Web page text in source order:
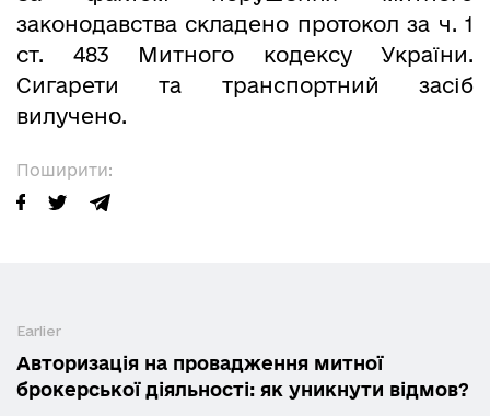
Поширити:
законодавства складено протокол за ч. 1
ст. 483 Митного кодексу України.
Сигарети та транспортний засіб
вилучено.
Earlier
Авторизація на провадження митної
брокерської діяльності: як уникнути відмов?